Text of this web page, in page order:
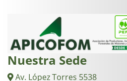
Nuestra Sede
Av. López Torres 5538